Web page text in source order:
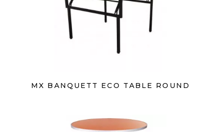
MX BANQUETT ECO TABLE ROUND